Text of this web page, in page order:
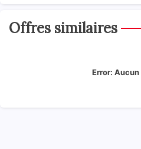
Offres similaires
Error: Aucun